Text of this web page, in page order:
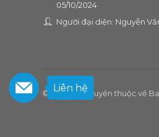
05/10/2024
Người đại diện: Nguyễn
© 2026 Bản quyền thuộc về
Liên hệ